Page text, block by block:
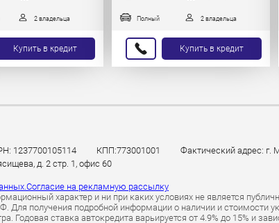
2 владельца
Купить в кредит
Полный 2 владельца
Купить в кредит
1237700105114 КПП:773001001
Фактический адрес: г.
д. 2 стр. 1, офис 60
Согласие на рекламную рассылку
характер и ни при каких условиях не является
Для получения подробной информации о наличии и стоимости
Годовая ставка автокредита варьируется от 4.9% до 15% и